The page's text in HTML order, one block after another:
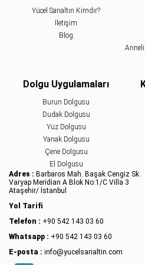
Yücel Sarıaltın Kimdir?
İletişim
Blog
Dolgu Uygulamaları
Burun Dolgusu
Dudak Dolgusu
Yüz Dolgusu
Yanak Dolgusu
Çene Dolgusu
El Dolgusu
Adres : Barbaros Mah. Başak Cengiz Sk.
Varyap Meridian A Blok No:1/C Villa 3
Ataşehir/ İstanbul
Yol Tarifi
Telefon : +90 542 143 03 60
Whatsapp : +90 542 143 03 60
E-posta : info@yucelsarialtin.com